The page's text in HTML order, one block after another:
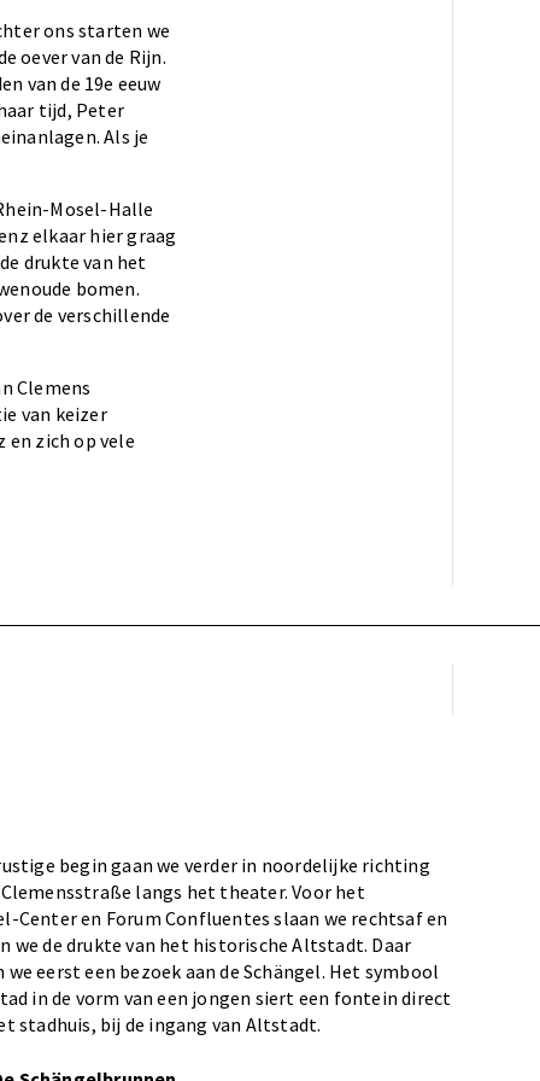
ons starten we
oever van de Rijn.
van de 19e eeuw
tijd, Peter
Als je
Mosel-Halle
elkaar hier graag
drukte van het
bomen.
de verschillende
Clemens
van keizer
en zich op vele
begin gaan we verder in noordelijke richting
langs het theater. Voor het
Center en Forum Confluentes slaan we rechtsaf en
we de drukte van het historische Altstadt. Daar
we eerst een bezoek aan de Schängel. Het symbool
in de vorm van een jongen siert een fontein direct
stadhuis, bij de ingang van Altstadt.